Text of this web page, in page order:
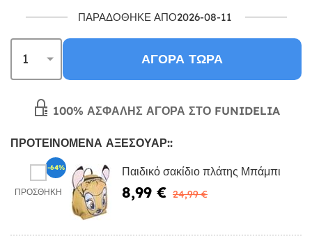
ΠΑΡΑΔΌΘΗΚΕ ΑΠΌ2026-08-11
ΑΓΟΡΆ ΤΏΡΑ
100% ΑΣΦΑΛΉΣ ΑΓΟΡΆ ΣΤΟ FUNIDELIA
ΠΡΟΤΕΙΝΌΜΕΝΑ ΑΞΕΣΟΥΆΡ::
ΠΡΟΣΘΉΚΗ
Παιδικό σακίδιο πλάτης Μπάμπι
8,99 € 24,99 €
-64%